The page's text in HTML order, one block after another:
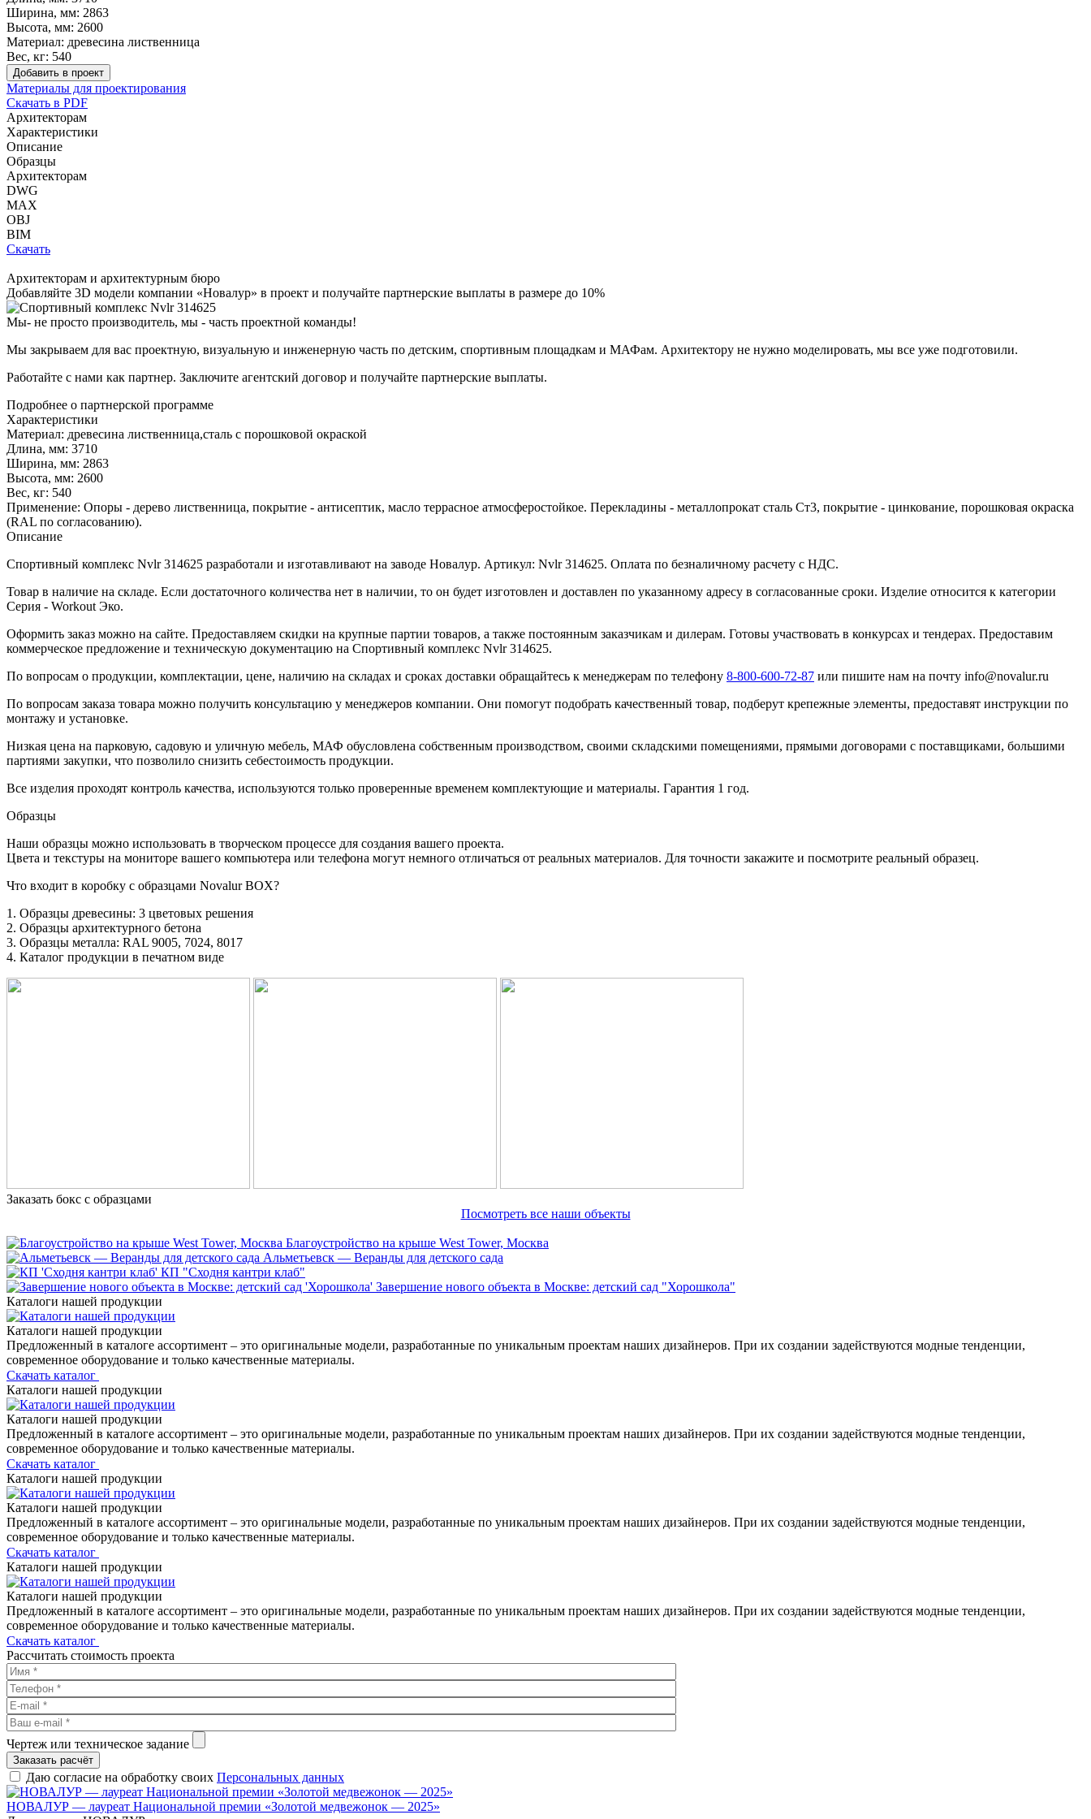
Ширина, мм: 2863
Высота, мм: 2600
Материал: древесина лиственница
Вес, кг: 540
Добавить в проект
Материалы для проектирования
Скачать в PDF
Архитекторам
Характеристики
Описание
Образцы
Архитекторам
DWG
MAX
OBJ
BIM
Скачать
Архитекторам и архитектурным бюро
Добавляйте 3D модели компании «Новалур» в проект и получайте партнерские выплаты в размере до 10%
Мы- не просто производитель, мы - часть проектной команды!
Мы закрываем для вас проектную, визуальную и инженерную часть по детским, спортивным площадкам и МАФам. Архитектору не нужно моделировать, мы все уже подготовили.
Работайте с нами как партнер. Заключите агентский договор и получайте партнерские выплаты.
Подробнее о партнерской программе
Характеристики
Материал: древесина лиственница,сталь с порошковой окраской
Длина, мм: 3710
Ширина, мм: 2863
Высота, мм: 2600
Вес, кг: 540
Применение: Опоры - дерево лиственница, покрытие - антисептик, масло террасное атмосферостойкое. Перекладины - металлопрокат сталь Ст3, покрытие - цинкование, порошковая окраска
(RAL по согласованию).
Описание
Спортивный комплекс Nvlr 314625 разработали и изготавливают на заводе Новалур. Артикул: Nvlr 314625. Оплата по безналичному расчету с НДС.
Товар в наличие на складе. Если достаточного количества нет в наличии, то он будет изготовлен и доставлен по указанному адресу в согласованные сроки. Изделие относится к категории
Серия - Workout Эко.
Оформить заказ можно на сайте. Предоставляем скидки на крупные партии товаров, а также постоянным заказчикам и дилерам. Готовы участвовать в конкурсах и тендерах. Предоставим
коммерческое предложение и техническую документацию на Спортивный комплекс Nvlr 314625.
По вопросам о продукции, комплектации, цене, наличию на складах и сроках доставки обращайтесь к менеджерам по телефону 8-800-600-72-87 или пишите нам на почту info@novalur.ru
По вопросам заказа товара можно получить консультацию у менеджеров компании. Они помогут подобрать качественный товар, подберут крепежные элементы, предоставят инструкции по
монтажу и установке.
Низкая цена на парковую, садовую и уличную мебель, МАФ обусловлена собственным производством, своими складскими помещениями, прямыми договорами с поставщиками, большими
партиями закупки, что позволило снизить себестоимость продукции.
Все изделия проходят контроль качества, используются только проверенные временем комплектующие и материалы. Гарантия 1 год.
Образцы
Наши образцы можно использовать в творческом процессе для создания вашего проекта.
Цвета и текстуры на мониторе вашего компьютера или телефона могут немного отличаться от реальных материалов. Для точности закажите и посмотрите реальный образец.
Что входит в коробку с образцами Novalur BOX?
1. Образцы древесины: 3 цветовых решения
2. Образцы архитектурного бетона
3. Образцы металла: RAL 9005, 7024, 8017
4. Каталог продукции в печатном виде
Заказать бокс с образцами
Посмотреть все наши объекты
Благоустройство на крыше West Tower, Москва
Альметьевск — Веранды для детского сада
КП "Сходня кантри клаб"
Завершение нового объекта в Москве: детский сад "Хорошкола"
Каталоги нашей продукции
Каталоги нашей продукции
Предложенный в каталоге ассортимент – это оригинальные модели, разработанные по уникальным проектам наших дизайнеров. При их создании задействуются модные тенденции,
современное оборудование и только качественные материалы.
Скачать каталог
Каталоги нашей продукции
Каталоги нашей продукции
Предложенный в каталоге ассортимент – это оригинальные модели, разработанные по уникальным проектам наших дизайнеров. При их создании задействуются модные тенденции,
современное оборудование и только качественные материалы.
Скачать каталог
Каталоги нашей продукции
Каталоги нашей продукции
Предложенный в каталоге ассортимент – это оригинальные модели, разработанные по уникальным проектам наших дизайнеров. При их создании задействуются модные тенденции,
современное оборудование и только качественные материалы.
Скачать каталог
Каталоги нашей продукции
Каталоги нашей продукции
Предложенный в каталоге ассортимент – это оригинальные модели, разработанные по уникальным проектам наших дизайнеров. При их создании задействуются модные тенденции,
современное оборудование и только качественные материалы.
Скачать каталог
Рассчитать стоимость проекта
Чертеж или техническое задание
Заказать расчёт
Даю согласие на обработку своих Персональных данных
НОВАЛУР — лауреат Национальной премии «Золотой медвежонок — 2025»